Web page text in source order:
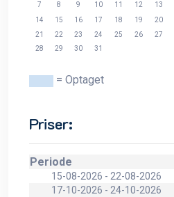
7
8 9 10 11 12
13
14
15 16 17 18 19
20
21
22 23 24 25 26
27
28
29 30 31
= Optaget
Priser:
Periode
15-08-2026 - 22-08-2026
17-10-2026 - 24-10-2026